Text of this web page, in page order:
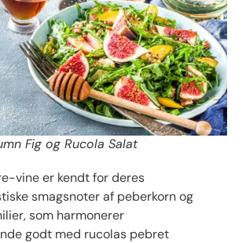
Fig og Rucola Salat
vine er kendt for deres
smagsnoter af peberkorn og
som harmonerer
godt med rucolas pebret